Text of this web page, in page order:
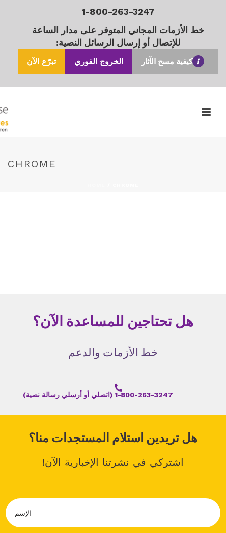
1-800-263-3247
خط الأزمات المجاني المتوفر على مدار الساعة
للإتصال أو إرسال الرسائل النصية:
تبرّع الآن الخروج الفوري كيفية مسح الآثار
CHROME
هل تحتاجين للمساعدة الآن؟
خط الأزمات والدعم
1-800-263-3247 (اتصلي أو أرسلي رسالة نصية)
هل تريدين استلام المستجدات منا؟
اشتركي في نشرتنا الإخبارية الآن!
N
a
m